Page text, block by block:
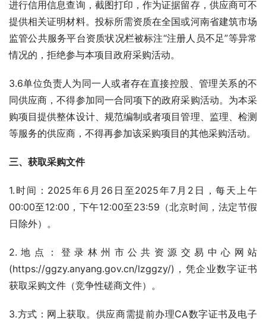
进行信用信息查询，截图打印，作为证据留存，供应商可不
提供相关证明材料。投标所需资质在全国或河南省建筑市场
监管公共服务平台资质状况栏被标注“注册人员不足”等异常
情况的，拒绝参与本项目政府采购活动。
3.6单位负责人为同一人或者存在直接控股、管理关系的不
同供应商，不得参加同一合同项下的政府采购活动。为本采
购项目提供整体设计、规范编制或者项目管理、监理、检测
等服务的供应商，不得再参加该采购项目的其他采购活动。
三、 获取采购文件
1.时间：2025年6月26日至2025年7月2日，每天上午
00:00至12:00，下午12:00至23:59（北京时间，法定节假
日除外）。
2.地点：登录林州市公共资源交易中心网站
(https://ggzy.anyang.gov.cn/lzggzy/)，凭企业数字证书
获取采购文件（竞争性磋商文件）。
3.方式：网上获取。供应商需提前办理CA数字证书及电子